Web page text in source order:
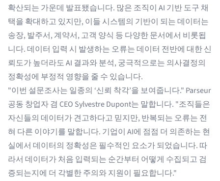
확산되는 가운데 발표됐습니다. 많은 조직이 AI 기반 도구 채
택을 확대하고 있지만, 이들 시스템의 기반이 되는 데이터는
송장, 발주서, 계약서, 고객 양식 등 다양한 문서에서 비롯됩
니다. 데이터 입력 시 발생하는 오류는 데이터 전반에 대한 신
뢰도가 높더라도 AI 결과와 분석, 궁극적으로는 의사결정의
정확성에 부정적 영향을 줄 수 있습니다.
"이번 설문조사는 일종의 ‘신뢰 착각’을 보여줍니다." Parseur
공동 창업자 겸 CEO Sylvestre Dupont는 말합니다. "조직들은
자신들의 데이터가 견고하다고 믿지만, 반복되는 오류는 전
혀 다른 이야기를 말합니다. 기업이 AI에 점점 더 의존하는 현
실에서 데이터의 정확성은 필수적인 요소가 되었습니다. 따
라서 데이터가 처음 입력되는 순간부터 어떻게 수집되고 검
증되는지에 더 각별한 주의와 지원이 필요합니다."